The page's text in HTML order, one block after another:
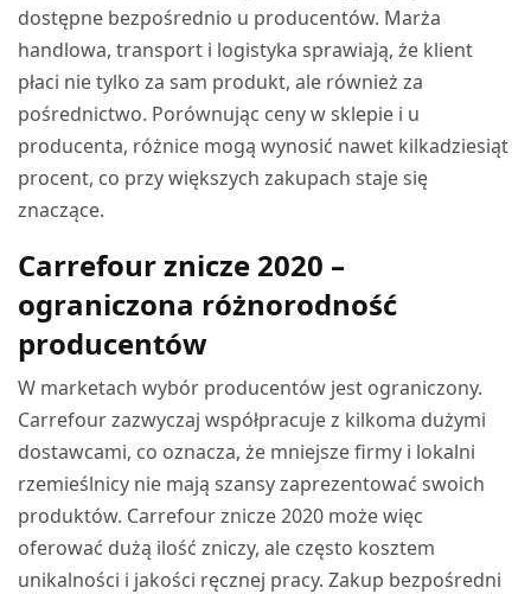
dostępne bezpośrednio u producentów. Marża
handlowa, transport i logistyka sprawiają, że klient
płaci nie tylko za sam produkt, ale również za
pośrednictwo. Porównując ceny w sklepie i u
producenta, różnice mogą wynosić nawet kilkadziesiąt
procent, co przy większych zakupach staje się
znaczące.
Carrefour znicze 2020 –
ograniczona różnorodność
producentów
W marketach wybór producentów jest ograniczony.
Carrefour zazwyczaj współpracuje z kilkoma dużymi
dostawcami, co oznacza, że mniejsze firmy i lokalni
rzemieślnicy nie mają szansy zaprezentować swoich
produktów. Carrefour znicze 2020 może więc
oferować dużą ilość zniczy, ale często kosztem
unikalności i jakości ręcznej pracy. Zakup bezpośredni